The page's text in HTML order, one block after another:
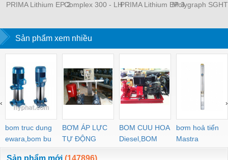
PRIMA Lithium EP 2
0388188284
Complex 300 - LH :PRIMA Lithium EP 3
0388188284
Molygraph
Sản phẩm xem nhiều
bom truc dung
ewara,bom bu
ewara
BƠM ÁP LỰC
TỰ ĐỘNG
BOM CUU HOA
Diesel,BOM
CHUA CHAY
bơm hoả tiển
Mastra
‹ ›